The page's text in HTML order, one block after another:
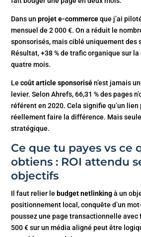
Dans unprojet e-commerceque j’ai
mensuel de 2 000 €. On a réduit le
sponsorisés, mais ciblé uniquement des
Résultat, +38 % de trafic organique sur
quatre mois.
Lecoût article sponsorisén’est jamais
levier. Selon Ahrefs, 66,31 % des pages
référent en 2020. Cela signifie qu’un
réellement faire la différence. Mais
stratégique.
Ce que tu payes vs ce
obtiens : ROI attendu
objectifs
Il faut relier le budget netlinkingà un
positionnement local, conquête d’un
poussez une page transactionnelle
500 € sur un média aligné peut être